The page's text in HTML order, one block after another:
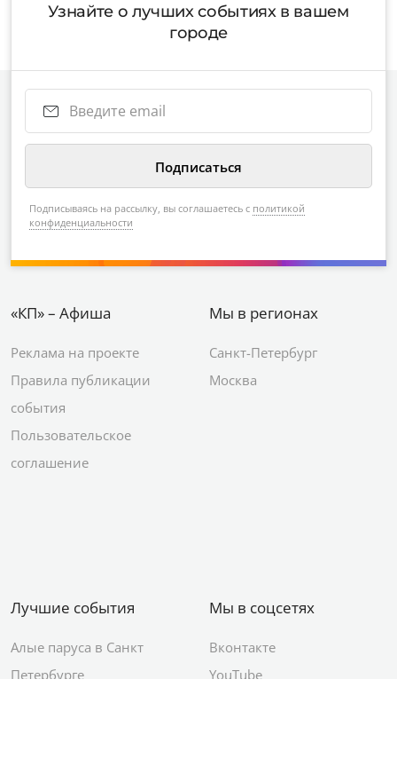
Узнайте о лучших событиях в вашем
городе
Подписываясь на рассылку, вы соглашаетесь с политикой
конфиденциальности
«КП» – Афиша
Реклама на проекте
Правила публикации
события
Пользовательское
соглашение
Мы в регионах
Санкт-Петербург
Москва
Лучшие события
Алые паруса в Санкт
Петербурге
Мы в соцсетях
Вконтакте
YouTube